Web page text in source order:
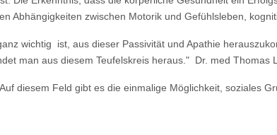
Abhängigkeiten zwischen Motorik und Gefühlsleben,
wichtig ist, aus dieser Passivität und Apathie
man aus diesem Teufelskreis heraus." Dr. med Thomas
diesem Feld gibt es die einmalige Möglichkeit, soziales